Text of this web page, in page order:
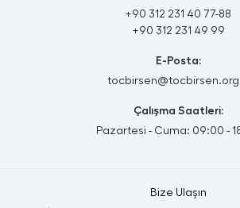
+90 312 231 40 77-88
+90 312 231 49 99
E-Posta:
Çalışma Saatleri:
Pazartesi - Cuma: 09:00 -
Bize Ulaşın